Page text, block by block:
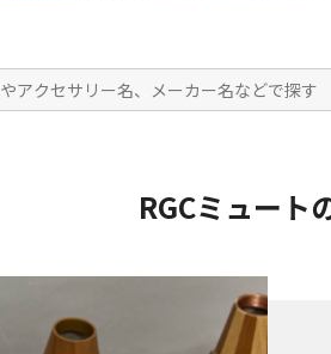
RGCミュート